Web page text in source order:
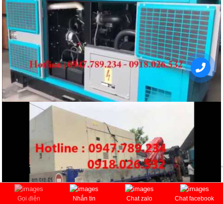
Gọi điện Nhắn tin Chat zalo Chat facebook